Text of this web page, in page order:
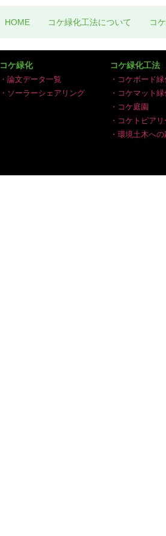
HOME コケ緑化工法について コ
コケ緑化
・論文データ一覧
・ソーラーシェアリング
コケ緑化工法
・コケボード
・コケマット
・コケ庭園
・コケトピアリ
・環境土木への